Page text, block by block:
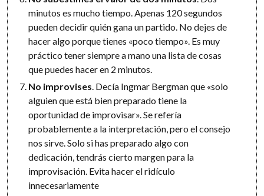
minutos es mucho tiempo. Apenas 120 segundos
pueden decidir quién gana un partido. No dejes de
hacer algo porque tienes «poco tiempo». Es muy
práctico tener siempre a mano una lista de cosas
que puedes hacer en 2 minutos.
No improvises. Decía Ingmar Bergman que «solo
alguien que está bien preparado tiene la
oportunidad de improvisar». Se refería
probablemente a la interpretación, pero el consejo
nos sirve. Solo si has preparado algo con
dedicación, tendrás cierto margen para la
improvisación. Evita hacer el ridículo
innecesariamente